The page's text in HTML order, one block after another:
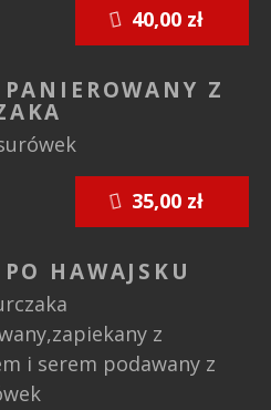
Z
HAWAJSKU
z
i serem podawany z